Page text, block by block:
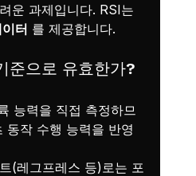
운 과제입니다. RSI는
터 를 제공합니다.
준으로 유효한가?
능력을 직접 측정하므
동작 수행 능력을 반영
(레그프레스 등)로는 포